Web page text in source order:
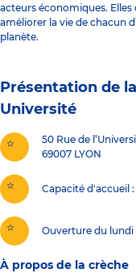
acteurs économiques.
améliorer la vie de chacun
planète.
Présentation de
Université
50 Rue de
69007 LYON
Capacité d'accueil
Ouverture du lundi
À propos de la crèche